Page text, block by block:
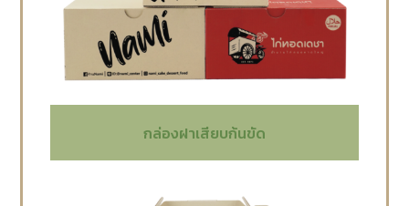
กล่องฝาเสียบก้นขัด